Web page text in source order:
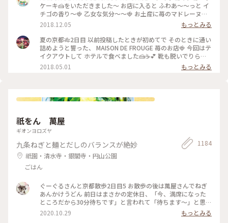
ケーキ🍰をいただきました〜 お店に入ると ふわあ〜〜っと イ
チゴの香り〜🍓 乙女な気分〜〜🍓 お土産に苺のマドレーヌを
購入〜楽しみっ❤️ #京都#イチゴのお店#ショートケーキ
2018.12.05
もっとみる
夏の京都🎋2日目 以前投稿したときが初めてで そのときに通い
詰めようと誓った、 MAISON DE FROUGE 苺のお店🍓 今回はテ
イクアウトして ホテルで食べました🍰☕️💕 靴も脱いでりらっ
くす〜〜しながら食べて、 お店でとはまた違った幸せな苺時間
でした🍓 #京都 #カフェ #ケーキ #苺
2018.05.01 もっとみる
祇をん 萬屋
ギオンヨロズヤ
九条ねぎと麺とだしのバランスが絶妙
祇園・清水寺・銀閣寺・円山公園
ごはん
1184
ぐーぐるさんと京都散歩2日目5 お散歩の後は萬屋さんでねぎ
あんかけうどん 前日はまさかの定休日、「今、満席になった
ところだから30分待ちです」と言われて「待ちます〜」と思わ
ず♡︎😆 検温もして無事にいただきました❣️ #小さな秋 #京都 #
食欲の秋
2020.10.29
もっとみる